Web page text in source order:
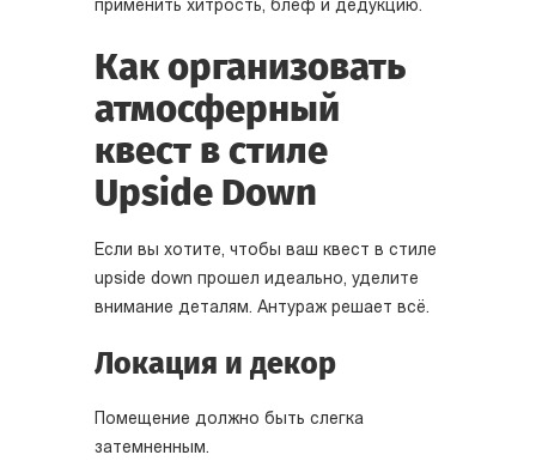
применить хитрость, блеф и дедукцию.
Как организовать
атмосферный
квест в стиле
Upside Down
Если вы хотите, чтобы ваш квест в стиле
upside down прошел идеально, уделите
внимание деталям. Антураж решает всё.
Локация и декор
Помещение должно быть слегка
затемненным.